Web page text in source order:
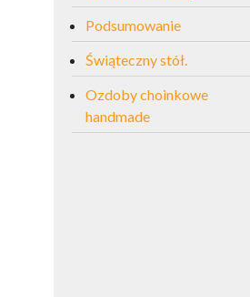
Podsumowanie
Świąteczny stół.
Ozdoby choinkowe
handmade